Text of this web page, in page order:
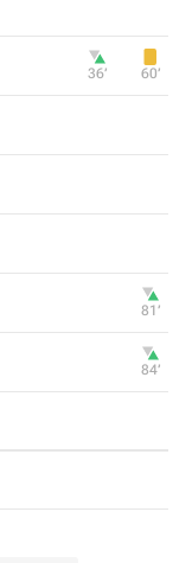
36‎’‎ 60‎’‎
81‎’‎
84‎’‎